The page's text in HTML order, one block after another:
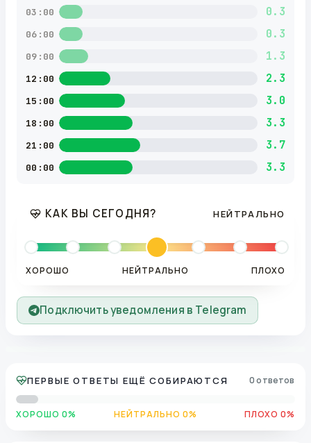
03:00 0.3
06:00 0.3
09:00 1.3
12:00 2.3
15:00 3.0
18:00 3.3
21:00 3.7
00:00 3.3
КАК ВЫ СЕГОДНЯ? НЕЙТРАЛЬНО
ХОРОШО НЕЙТРАЛЬНО ПЛОХО
Подключить уведомления в Telegram
ПЕРВЫЕ ОТВЕТЫ ЕЩЁ СОБИРАЮТСЯ 0 ответов
ХОРОШО 0% НЕЙТРАЛЬНО 0% ПЛОХО 0%